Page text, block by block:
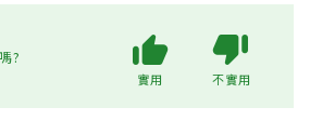
?
實用 不實用